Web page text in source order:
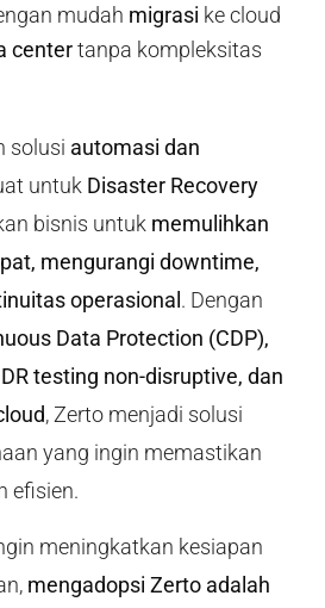
mudah migrasi ke cloud
centertanpa kompleksitas
solusi automasi dan
untuk Disaster Recovery
bisnis untuk memulihkan
mengurangi downtime,
operasional. Dengan
Data Protection (CDP),
testing non-disruptive, dan
, Zerto menjadi solusi
yang ingin memastikan
efisien.
meningkatkan kesiapan
mengadopsi Zerto adalah